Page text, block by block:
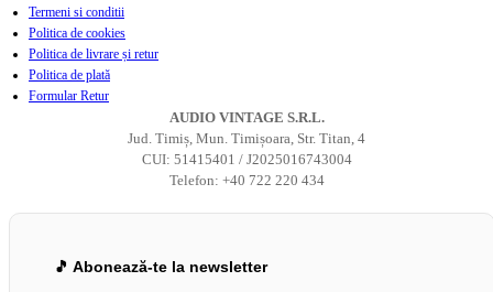
Termeni si conditii
Politica de cookies
Politica de livrare și retur
Politica de plată
Formular Retur
AUDIO VINTAGE S.R.L.
Jud. Timiș, Mun. Timișoara, Str. Titan, 4
CUI: 51415401 / J2025016743004
Telefon: +40 722 220 434
🎵 Abonează-te la newsletter